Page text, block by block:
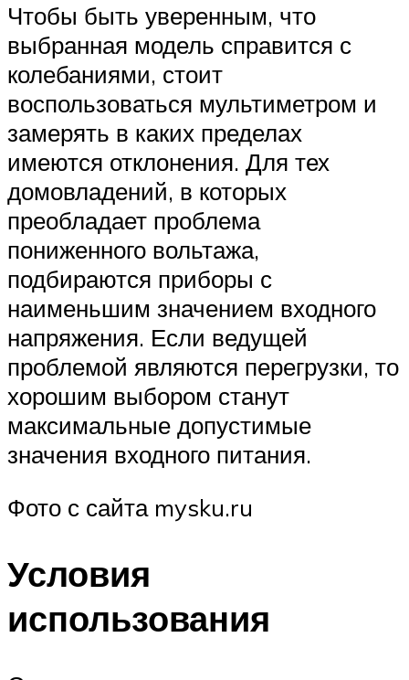
Чтобы быть уверенным, что
выбранная модель справится с
колебаниями, стоит
воспользоваться мультиметром и
замерять в каких пределах
имеются отклонения. Для тех
домовладений, в которых
преобладает проблема
пониженного вольтажа,
подбираются приборы с
наименьшим значением входного
напряжения. Если ведущей
проблемой являются перегрузки, то
хорошим выбором станут
максимальные допустимые
значения входного питания.
Фото с сайта mysku.ru
Условия
использования